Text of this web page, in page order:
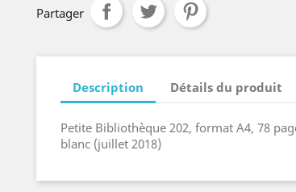
Partager
Description Détails du produit
Petite Bibliothèque 202, format A4, 78
blanc (juillet 2018)